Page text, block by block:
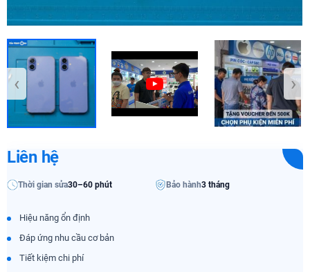
‹ ›
Liên hệ
Thời gian sửa30–60 phút Bảo hành3 tháng
Hiệu năng ổn định
Đáp ứng nhu cầu cơ bản
Tiết kiệm chi phí